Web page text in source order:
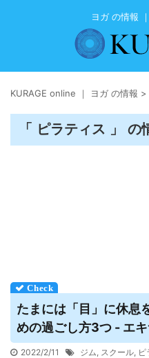
ヨガ の情報
KURAGE online ｜ ヨガ の情報 >
「 ピラティス 」 の
たまには「目」に休息
めの過ごし方3つ - エキ
2022/2/11 ジム, スクール, ピ